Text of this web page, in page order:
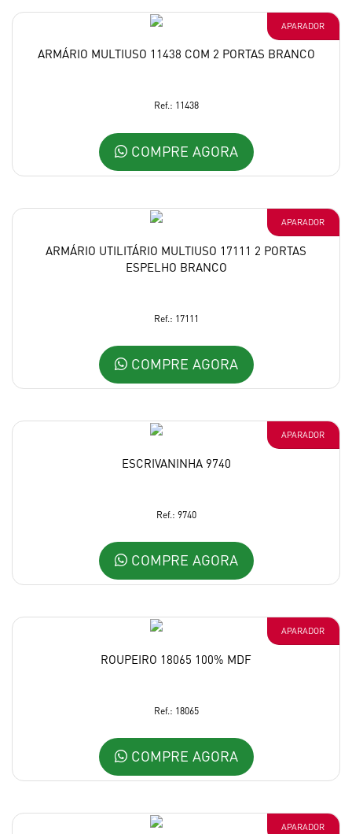
APARADOR
ARMÁRIO MULTIUSO 11438 COM 2 PORTAS BRANCO
Ref.: 11438
COMPRE AGORA
APARADOR
ARMÁRIO UTILITÁRIO MULTIUSO 17111 2 PORTAS
ESPELHO BRANCO
Ref.: 17111
COMPRE AGORA
APARADOR
ESCRIVANINHA 9740
Ref.: 9740
COMPRE AGORA
APARADOR
ROUPEIRO 18065 100% MDF
Ref.: 18065
COMPRE AGORA
APARADOR